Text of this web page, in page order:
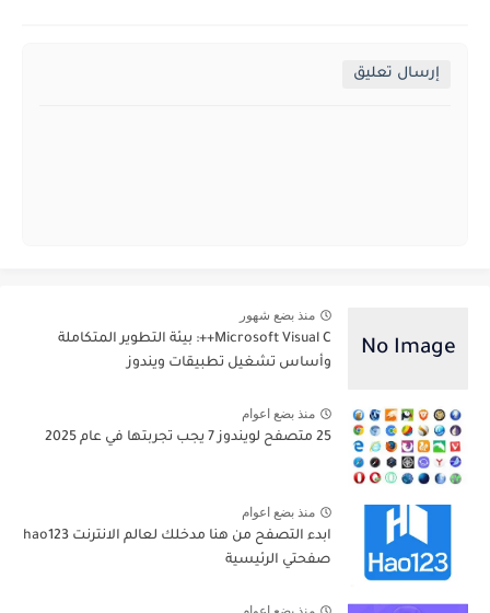
إرسال تعليق
منذ بضع شهور
Microsoft Visual C++: بيئة التطوير المتكاملة
وأساس تشغيل تطبيقات ويندوز
منذ بضع اعوام
25 متصفح لويندوز 7 يجب تجربتها في عام 2025
منذ بضع اعوام
ابدء التصفح من هنا مدخلك لعالم الانترنت hao123
صفحتي الرئيسية